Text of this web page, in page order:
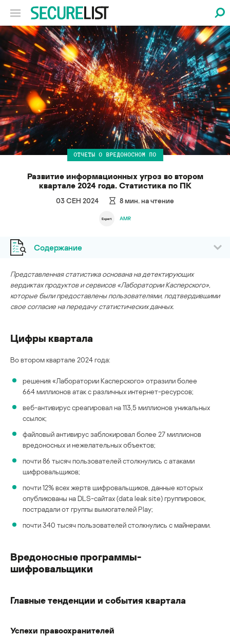
ОТЧЕТЫ О ВРЕДОНОСНОМ ПО
Развитие информационных угроз во втором
квартале 2024 года. Статистика по ПК
03 СЕН 2024 8мин. на чтение
AMR
Содержание
Представленная статистика основана на детектирующих
вердиктах продуктов и сервисов «Лаборатории Касперского»,
которые были предоставлены пользователями, подтвердившими
свое согласие на передачу статистических данных.
Цифры квартала
Во втором квартале 2024 года:
решения «Лаборатории Касперского» отразили более
664 миллионов атак с различных интернет-ресурсов;
веб-антивирус среагировал на 113,5 миллионов уникальных
ссылок;
файловый антивирус заблокировал более 27 миллионов
вредоносных и нежелательных объектов;
почти 86 тысяч пользователей столкнулись с атаками
шифровальщиков;
почти 12% всех жертв шифровальщиков, данные которых
опубликованы на DLS-сайтах (data leak site) группировок,
пострадали от группы вымогателей Play;
почти 340 тысяч пользователей столкнулись с майнерами.
Вредоносные программы-
шифровальщики
Главные тенденции и события квартала
Успехи правоохранителей